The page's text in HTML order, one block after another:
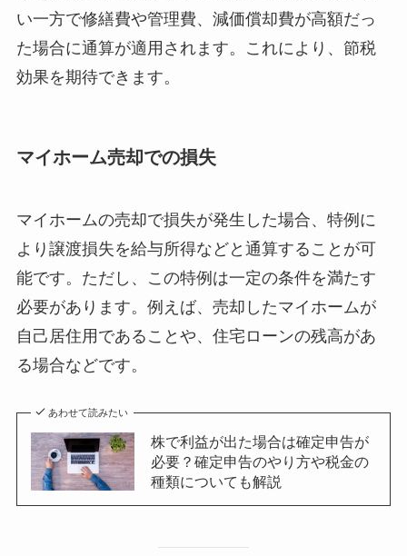
い一方で修繕費や管理費、減価償却費が高額だっ
た場合に通算が適用されます。これにより、節税
効果を期待できます。
マイホーム売却での損失
マイホームの売却で損失が発生した場合、特例に
より譲渡損失を給与所得などと通算することが可
能です。ただし、この特例は一定の条件を満たす
必要があります。例えば、売却したマイホームが
自己居住用であることや、住宅ローンの残高があ
る場合などです。
あわせて読みたい
株で利益が出た場合は確定申告が
必要？確定申告のやり方や税金の
種類についても解説